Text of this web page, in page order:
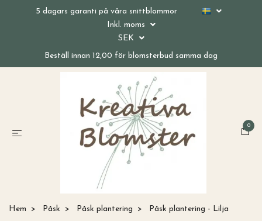
5 dagars garanti på våra snittblommor
Inkl. moms
SEK
Beställ innan 12,00 för blomsterbud samma dag
0
Hem Påsk Påsk plantering Påsk plantering - Lilja